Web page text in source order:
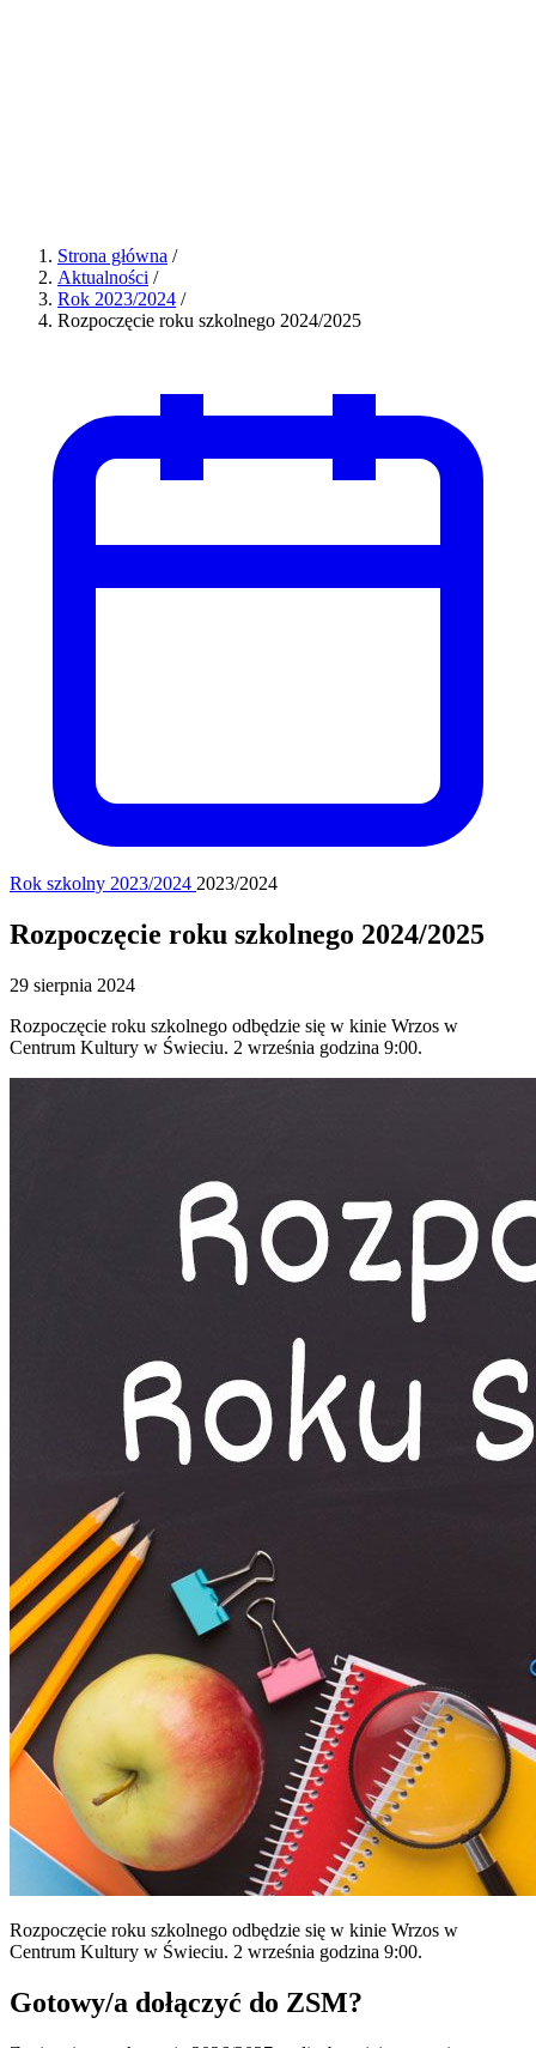
Strona główna /
Aktualności /
Rok 2023/2024 /
Rozpoczęcie roku szkolnego 2024/2025
Rok szkolny 2023/2024 2023/2024
Rozpoczęcie roku szkolnego 2024/2025
29 sierpnia 2024
Rozpoczęcie roku szkolnego odbędzie się w kinie Wrzos w
Centrum Kultury w Świeciu. 2 września godzina 9:00.
Rozpoczęcie roku szkolnego odbędzie się w kinie Wrzos w
Centrum Kultury w Świeciu. 2 września godzina 9:00.
Gotowy/a dołączyć do ZSM?